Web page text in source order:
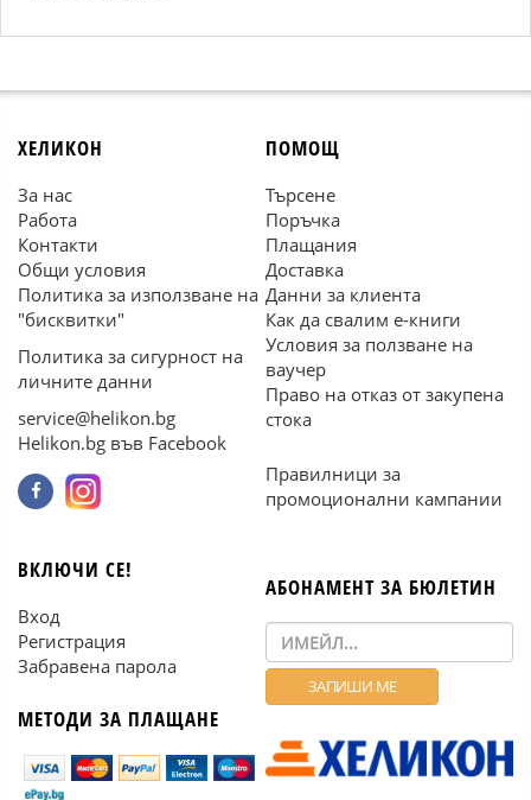
ХЕЛИКОН
За нас
Работа
Контакти
Общи условия
Политика за използване на
"бисквитки"
Политика за сигурност на
личните данни
service@helikon.bg
Helikon.bg във Facebook
ПОМОЩ
Търсене
Поръчка
Плащания
Доставка
Данни за клиента
Как да свалим е-книги
Условия за ползване на
ваучер
Право на отказ от закупена
стока
Правилници за
промоционални кампании
ВКЛЮЧИ СЕ!
Вход
Регистрация
Забравена парола
МЕТОДИ ЗА ПЛАЩАНЕ
АБОНАМЕНТ ЗА БЮЛЕТИН